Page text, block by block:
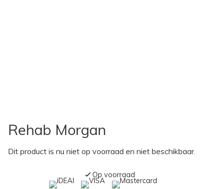
Rehab Morgan
Dit product is nu niet op voorraad en niet beschikbaar.
Op voorraad